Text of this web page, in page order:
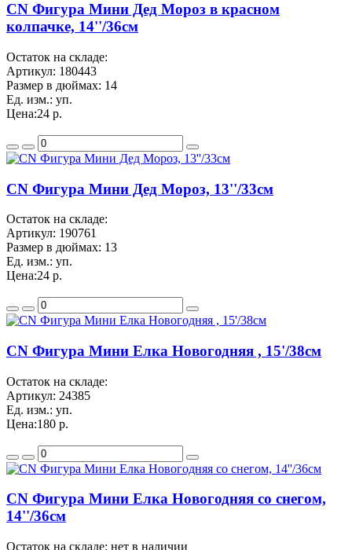
CN Фигура Мини Дед Мороз в красном
колпачке, 14''/36см
Остаток на складе:
Артикул: 180443
Размер в дюймах: 14
Ед. изм.: уп.
Цена:24 р.
CN Фигура Мини Дед Мороз, 13''/33см
Остаток на складе:
Артикул: 190761
Размер в дюймах: 13
Ед. изм.: уп.
Цена:24 р.
CN Фигура Мини Елка Новогодняя , 15'/38см
Остаток на складе:
Артикул: 24385
Ед. изм.: уп.
Цена:180 р.
CN Фигура Мини Елка Новогодняя со снегом,
14''/36см
Остаток на складе: нет в наличии